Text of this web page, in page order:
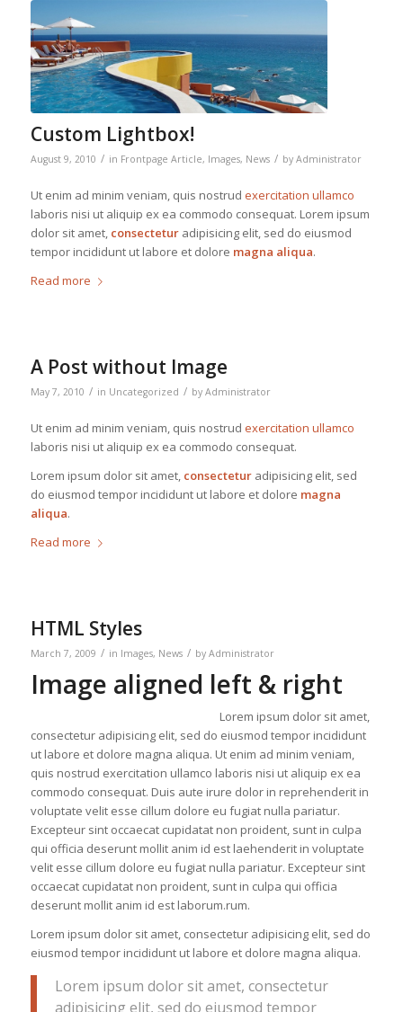
Custom Lightbox!
August 9, 2010 / in Frontpage Article, Images, News / by Administrator
Ut enim ad minim veniam, quis nostrud exercitation ullamco
laboris nisi ut aliquip ex ea commodo consequat. Lorem ipsum
dolor sit amet, consecteturadipisicing elit, sed do eiusmod
tempor incididunt ut labore et dolore magna aliqua.
Read more
A Post without Image
May 7, 2010 / in Uncategorized / by Administrator
Ut enim ad minim veniam, quis nostrud exercitation ullamco
laboris nisi ut aliquip ex ea commodo consequat.
Lorem ipsum dolor sit amet, consecteturadipisicing elit, sed
do eiusmod tempor incididunt ut labore et dolore magna
aliqua.
Read more
HTML Styles
March 7, 2009 / in Images, News / by Administrator
Image aligned left & right
Lorem ipsum dolor sit amet,
consectetur adipisicing elit, sed do eiusmod tempor incididunt
ut labore et dolore magna aliqua. Ut enim ad minim veniam,
quis nostrud exercitation ullamco laboris nisi ut aliquip ex ea
commodo consequat. Duis aute irure dolor in reprehenderit in
voluptate velit esse cillum dolore eu fugiat nulla pariatur.
Excepteur sint occaecat cupidatat non proident, sunt in culpa
qui officia deserunt mollit anim id est laehenderit in voluptate
velit esse cillum dolore eu fugiat nulla pariatur. Excepteur sint
occaecat cupidatat non proident, sunt in culpa qui officia
deserunt mollit anim id est laborum.rum.
Lorem ipsum dolor sit amet, consectetur adipisicing elit, sed do
eiusmod tempor incididunt ut labore et dolore magna aliqua.
Lorem ipsum dolor sit amet, consectetur
adipisicing elit, sed do eiusmod tempor